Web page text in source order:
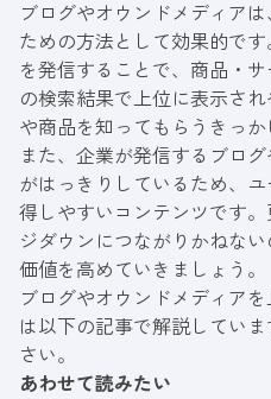
ブログやオウンドメディア
ための方法として効果的で
を発信することで、商品・
の検索結果で上位に表示さ
や商品を知ってもらうきっか
また、企業が発信するブロ
がはっきりしているため、
得しやすいコンテンツです
ジダウンにつながりかねな
価値を高めていきましょう。
ブログやオウンドメディア
は以下の記事で解説してい
さい。
あわせて読みたい